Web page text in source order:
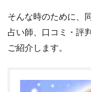
そんな時のために、
占い師、口コミ・評
ご紹介します。